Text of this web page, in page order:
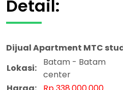
Detail:
DijualApartment MTC
Lokasi:
Batam - Batam
center